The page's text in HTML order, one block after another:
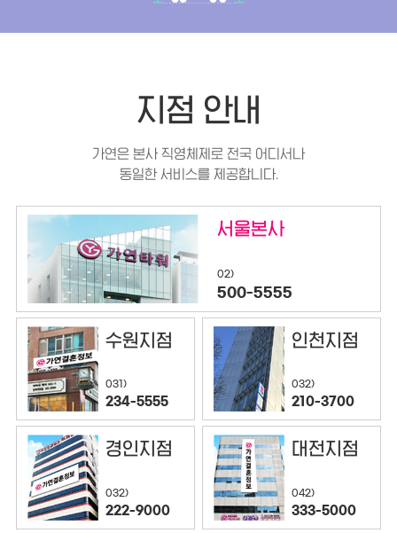
지점 안내
가연은 본사 직영체제로 전국 어디서나
동일한 서비스를 제공합니다.
서울본사
02)
500-5555
수원지점
031)
234-5555
인천지점
032)
210-3700
경인지점
032)
222-9000
대전지점
042)
333-5000